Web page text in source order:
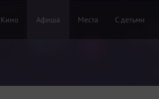
Кино Афиша Места С детьми